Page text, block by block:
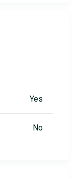
Yes
No